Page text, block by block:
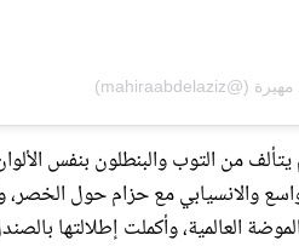
من التوب والبنطلون بنفس
والانسيابي مع حزام حول
العالمية، وأكملت إطلالتها